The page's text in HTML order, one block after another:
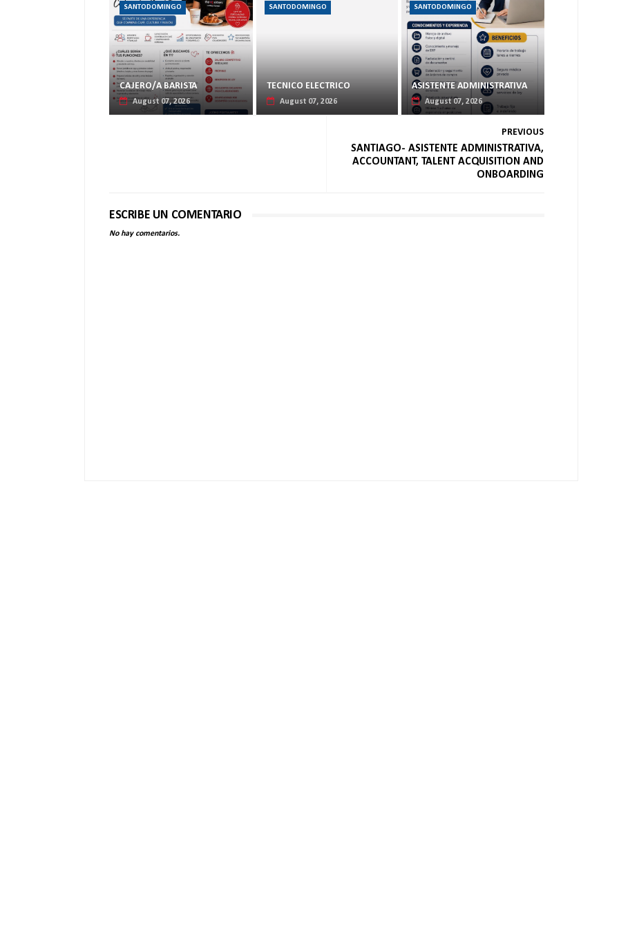
SANTODOMINGO
CAJERO/A BARISTA
August 07, 2026
SANTODOMINGO
TECNICO ELECTRICO
August 07, 2026
SANTODOMINGO
ASISTENTE ADMINISTRATIVA
August 07, 2026
PREVIOUS
SANTIAGO- ASISTENTE ADMINISTRATIVA,
ACCOUNTANT, TALENT ACQUISITION AND
ONBOARDING
ESCRIBE UN COMENTARIO
No hay comentarios.